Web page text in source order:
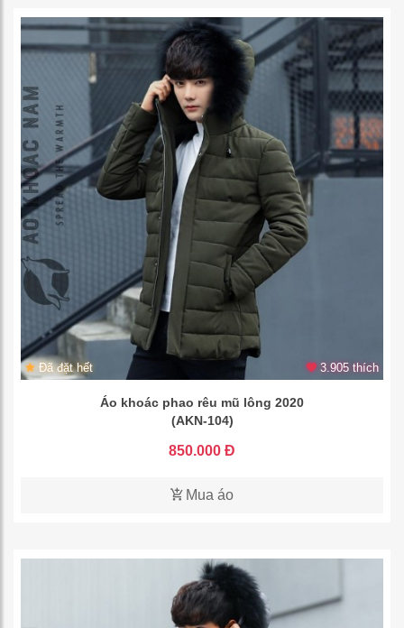
Đã đặt hết 3.905 thích
Áo khoác phao rêu mũ lông 2020
(AKN-104)
850.000 Đ
Mua áo